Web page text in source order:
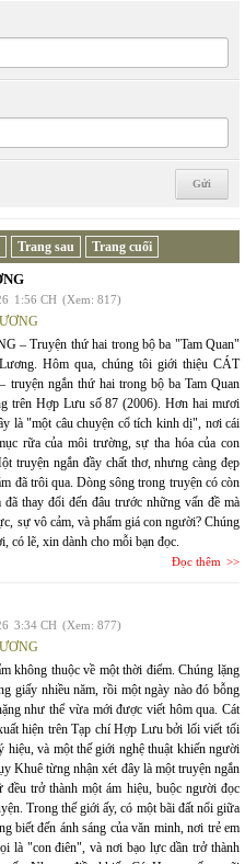
Trang sau Trang cuối
1:56 CH (Xem: 817)
– Truyện thứ hai trong bộ ba "Tam Quan"
Hôm qua, chúng tôi giới thiệu CÁT
ngắn thứ hai trong bộ ba Tam Quan
trên Hợp Lưu số 87 (2006). Hơn hai mươi
là "một câu chuyện cổ tích kinh dị", nơi cái
rữa của môi trường, sự tha hóa của con
truyện ngắn đầy chất thơ, nhưng càng đẹp
đã trôi qua. Dòng sông trong truyện có còn
thay đổi đến đâu trước những vấn đề mà
sự vô cảm, và phẩm giá con người? Chúng
có lẽ, xin dành cho mỗi bạn đọc.
Đọc thêm
3:34 CH (Xem: 877)
không thuộc về một thời điểm. Chúng lặng
giấy nhiều năm, rồi một ngày nào đó bỗng
như thể vừa mới được viết hôm qua. Cát
hiện trên Tạp chí Hợp Lưu bởi lối viết tối
và một thế giới nghệ thuật khiến người
Khuê từng nhận xét đây là một truyện ngắn
trở thành một ám hiệu, buộc người đọc
Trong thế giới ấy, có một bãi đất nổi giữa
biết đến ánh sáng của văn minh, nơi trẻ em
là "con điên", và nơi bạo lực dần trở thành